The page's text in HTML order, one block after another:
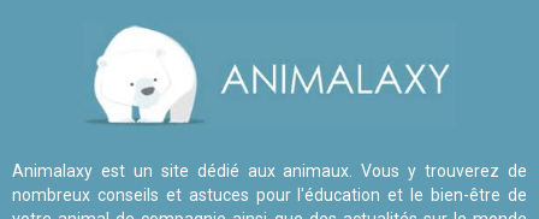
Animalaxy est un site dédié aux animaux. Vous y trouverez de
nombreux conseils et astuces pour l'éducation et le bien-être de